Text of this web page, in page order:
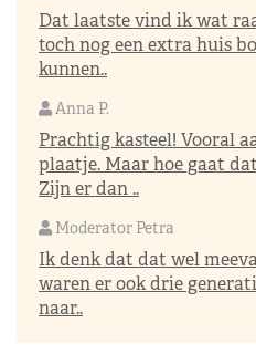
Dat laatste vind ik wat
toch nog een extra huis
kunnen..
Anna P.
Prachtig kasteel! Vooral
plaatje. Maar hoe gaat
Zijn er dan ..
Moderator Petra
Ik denk dat dat wel
waren er ook drie
naar..